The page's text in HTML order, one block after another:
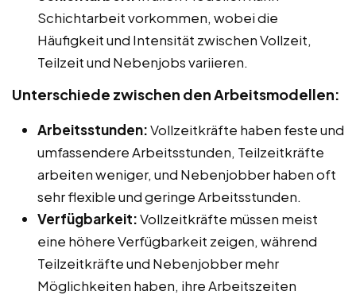
Schichtarbeit vorkommen, wobei die
Häufigkeit und Intensität zwischen Vollzeit,
Teilzeit und Nebenjobs variieren.
Unterschiede zwischen den Arbeitsmodellen:
Arbeitsstunden:Vollzeitkräfte haben feste und
umfassendere Arbeitsstunden, Teilzeitkräfte
arbeiten weniger, und Nebenjobber haben oft
sehr flexible und geringe Arbeitsstunden.
Verfügbarkeit:Vollzeitkräfte müssen meist
eine höhere Verfügbarkeit zeigen, während
Teilzeitkräfte und Nebenjobber mehr
Möglichkeiten haben, ihre Arbeitszeiten